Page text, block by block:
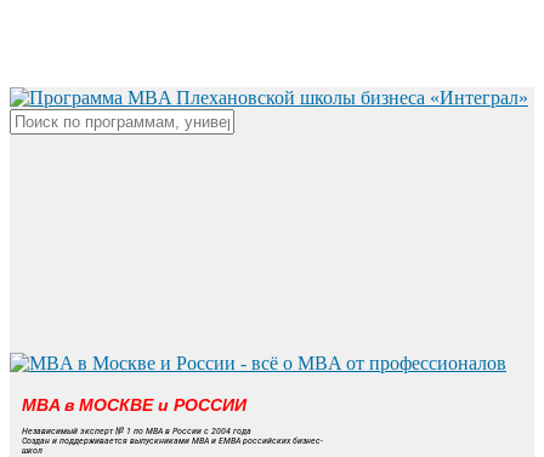
content
MBA в МОСКВЕ и РОССИИ
Независимый эксперт № 1 по MBA в России с 2004 года
Создан и поддерживается выпускниками MBA и EMBA российских бизнес-
школ